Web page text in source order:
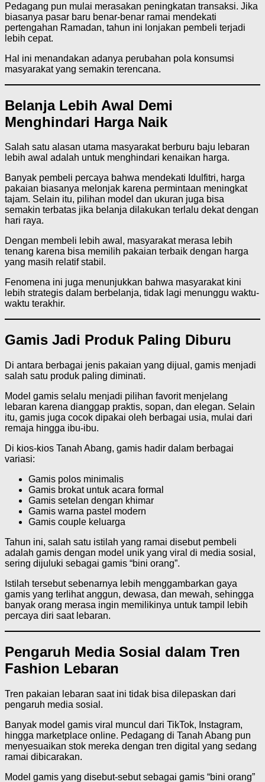
Pedagang pun mulai merasakan peningkatan transaksi. Jika
biasanya pasar baru benar-benar ramai mendekati
pertengahan Ramadan, tahun ini lonjakan pembeli terjadi
lebih cepat.
Hal ini menandakan adanya perubahan pola konsumsi
masyarakat yang semakin terencana.
Belanja Lebih Awal Demi
Menghindari Harga Naik
Salah satu alasan utama masyarakat berburu baju lebaran
lebih awal adalah untuk menghindari kenaikan harga.
Banyak pembeli percaya bahwa mendekati Idulfitri, harga
pakaian biasanya melonjak karena permintaan meningkat
tajam. Selain itu, pilihan model dan ukuran juga bisa
semakin terbatas jika belanja dilakukan terlalu dekat dengan
hari raya.
Dengan membeli lebih awal, masyarakat merasa lebih
tenang karena bisa memilih pakaian terbaik dengan harga
yang masih relatif stabil.
Fenomena ini juga menunjukkan bahwa masyarakat kini
lebih strategis dalam berbelanja, tidak lagi menunggu waktu-
waktu terakhir.
Gamis Jadi Produk Paling Diburu
Di antara berbagai jenis pakaian yang dijual, gamis menjadi
salah satu produk paling diminati.
Model gamis selalu menjadi pilihan favorit menjelang
lebaran karena dianggap praktis, sopan, dan elegan. Selain
itu, gamis juga cocok dipakai oleh berbagai usia, mulai dari
remaja hingga ibu-ibu.
Di kios-kios Tanah Abang, gamis hadir dalam berbagai
variasi:
Gamis polos minimalis
Gamis brokat untuk acara formal
Gamis setelan dengan khimar
Gamis warna pastel modern
Gamis couple keluarga
Tahun ini, salah satu istilah yang ramai disebut pembeli
adalah gamis dengan model unik yang viral di media sosial,
sering dijuluki sebagai gamis “bini orang”.
Istilah tersebut sebenarnya lebih menggambarkan gaya
gamis yang terlihat anggun, dewasa, dan mewah, sehingga
banyak orang merasa ingin memilikinya untuk tampil lebih
percaya diri saat lebaran.
Pengaruh Media Sosial dalam Tren
Fashion Lebaran
Tren pakaian lebaran saat ini tidak bisa dilepaskan dari
pengaruh media sosial.
Banyak model gamis viral muncul dari TikTok, Instagram,
hingga marketplace online. Pedagang di Tanah Abang pun
menyesuaikan stok mereka dengan tren digital yang sedang
ramai dibicarakan.
Model gamis yang disebut-sebut sebagai gamis “bini orang”